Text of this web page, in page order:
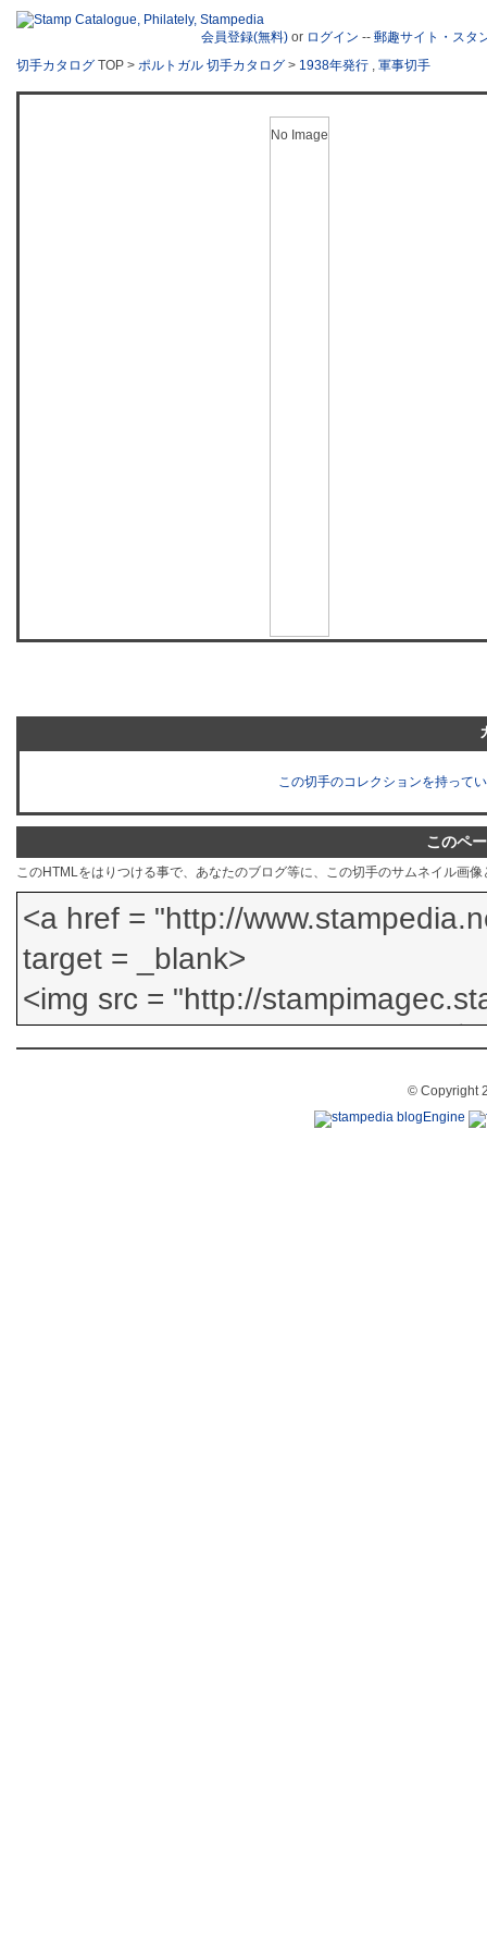
会員登録(無料) or ログイン -- 郵趣サイト・スタ
切手カタログ TOP > ポルトガル 切手カタログ > 1938年発行 , 軍事切手
No Image
この切手のコレクションを持って
このペ
このHTMLをはりつける事で、あなたのブログ等に、この切手のサムネイル画
© Copyright